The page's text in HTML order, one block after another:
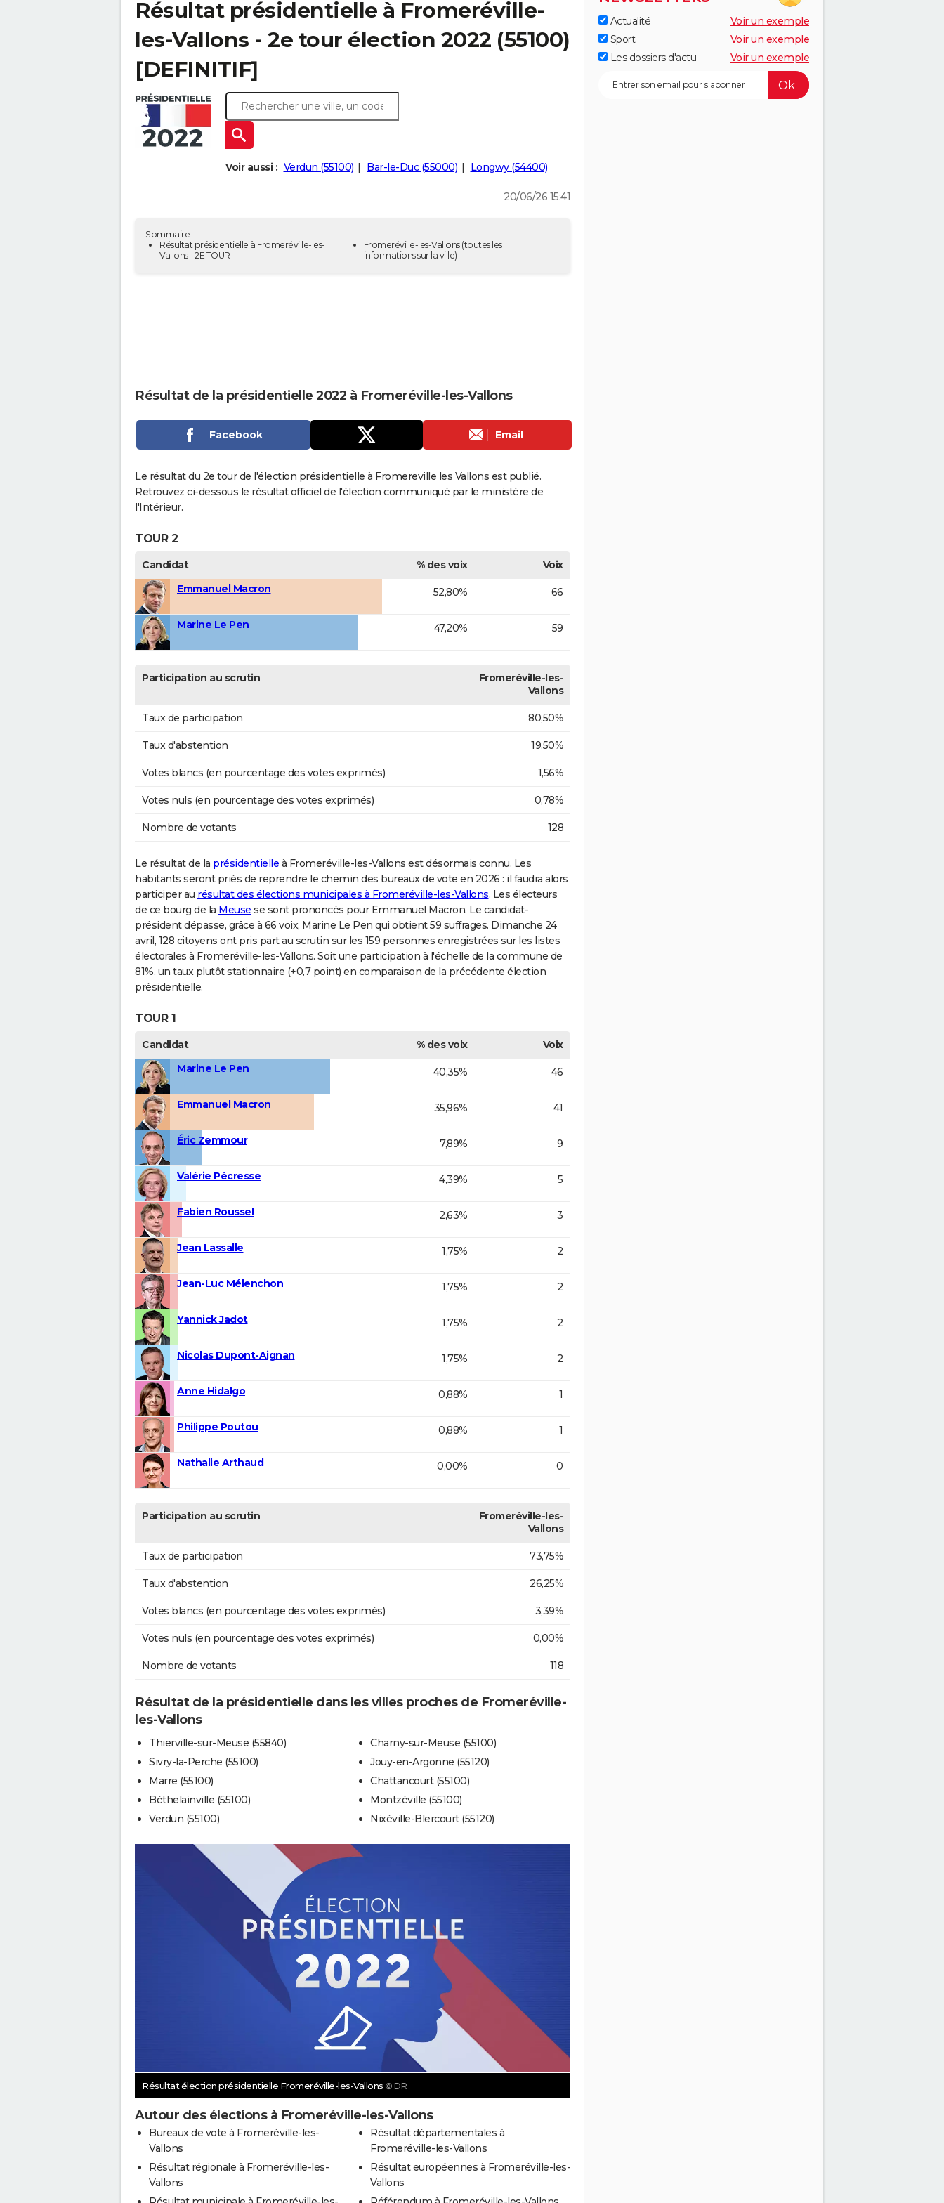
Résultat présidentielle à Fromeréville-
les-Vallons - 2e tour élection 2022 (55100)
[DEFINITIF]
Voir aussi : Verdun (55100) Bar-le-Duc (55000) Longwy (54400)
20/06/26 15:41
Sommaire :
Résultat présidentielle à Fromeréville-les-
Vallons - 2E TOUR
Fromeréville-les-Vallons(toutes les
informations sur la ville)
Résultat de la présidentielle 2022 à Fromeréville-les-Vallons
Facebook Email
Le résultat du 2e tour de l'élection présidentielle à Fromereville les Vallons est publié.
Retrouvez ci-dessous le résultat officiel de l'élection communiqué par le ministère de
l'Intérieur.
TOUR 2
Candidat % des voix
Voix
Emmanuel Macron
52,80% 66
Marine Le Pen 47,20% 59
Participation au scrutin
Fromeréville-les-
Vallons
Taux de participation 80,50%
Taux d'abstention 19,50%
Votes blancs (en pourcentage des votes exprimés) 1,56%
Votes nuls (en pourcentage des votes exprimés) 0,78%
Nombre de votants 128
Le résultat de la présidentielle à Fromeréville-les-Vallons est désormais connu. Les
habitants seront priés de reprendre le chemin des bureaux de vote en 2026 : il faudra alors
participer au résultat des élections municipales à Fromeréville-les-Vallons. Les électeurs
de ce bourg de la Meuse se sont prononcés pour Emmanuel Macron. Le candidat-
président dépasse, grâce à 66 voix, Marine Le Pen qui obtient 59 suffrages. Dimanche 24
avril, 128 citoyens ont pris part au scrutin sur les 159 personnes enregistrées sur les listes
électorales à Fromeréville-les-Vallons. Soit une participation à l'échelle de la commune de
81%, un taux plutôt stationnaire (+0,7 point) en comparaison de la précédente élection
présidentielle.
TOUR 1
Candidat % des voix
Voix
Marine Le Pen
40,35% 46
Emmanuel Macron 35,96% 41
Éric Zemmour 7,89% 9
Valérie Pécresse 4,39% 5
Fabien Roussel 2,63% 3
Jean Lassalle 1,75% 2
Jean-Luc Mélenchon 1,75% 2
Yannick Jadot 1,75% 2
Nicolas Dupont-Aignan 1,75% 2
Anne Hidalgo 0,88% 1
Philippe Poutou 0,88% 1
Nathalie Arthaud 0,00% 0
Participation au scrutin
Fromeréville-les-
Vallons
Taux de participation 73,75%
Taux d'abstention 26,25%
Votes blancs (en pourcentage des votes exprimés) 3,39%
Votes nuls (en pourcentage des votes exprimés) 0,00%
Nombre de votants 118
Résultat de la présidentielle dans les villes proches de Fromeréville-
les-Vallons
Thierville-sur-Meuse (55840)
Sivry-la-Perche (55100)
Marre (55100)
Béthelainville (55100)
Verdun (55100)
Charny-sur-Meuse (55100)
Jouy-en-Argonne (55120)
Chattancourt (55100)
Montzéville (55100)
Nixéville-Blercourt (55120)
Résultat élection présidentielle Fromeréville-les-Vallons © DR
Autour des élections à Fromeréville-les-Vallons
Bureaux de vote à Fromeréville-les-
Vallons
Résultat régionale à Fromeréville-les-
Vallons
Résultat départementales à
Fromeréville-les-Vallons
Résultat européennes à Fromeréville-les-
Vallons
Actualité
Voir un exemple
Sport
Voir un exemple
Les dossiers d'actu
Voir un exemple